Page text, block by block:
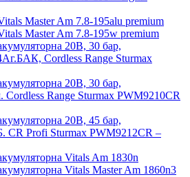
Master Am 7.8-195alu premium
Master Am 7.8-195w premium
20В, 30 бар,
Cordless Range Sturmax
20В, 30 бар,
Range Sturmax PWM9210CR
20В, 45 бар,
Profi Sturmax PWM9212CR –
Vitals Am 1830n
Vitals Master Am 1860n3